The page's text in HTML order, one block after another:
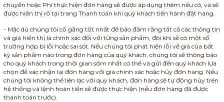
chuyển hoặc Phí thực hiện đơn hàng sẽ được áp dụng thêm nếu có, và sẽ
được hiển thị rõ tại trang Thanh toán khi quý khách tiến hành đặt hàng.
- Mặc dù chúng tôi cố gắng tốt nhất để bảo đảm rằng tất cả các thông tin
và giá hiển thị là chính xác đối với từng sản phẩm, đôi khi sẽ có một số
trường hợp bị lỗi hoặc sai sót. Nếu chúng tôi phát hiện lỗi về giá của bất
kỳ sản phẩm nào trong đơn hàng của quý khách, chúng tôi sẽ thông báo
cho quý khách trong thời gian sớm nhất có thể và gửi đến quý khách lựa
chọn để xác nhận lại đơn hàng với giá chính xác hoặc hủy đơn hàng. Nếu
chúng tôi không thể liên lạc với quý khách, đơn hàng sẽ tự động hủy trên
hệ thống và lệnh hoàn tiền sẽ được thực hiện (nếu đơn hàng đã được
thanh toán trước).